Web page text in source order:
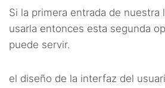
Si la primera entrada de nuestra
usarla entonces esta segunda
puede servir.
el diseño de la interfaz del